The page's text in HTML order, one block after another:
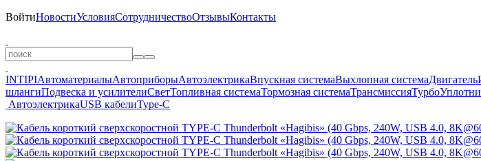
ВойтиНовостиУсловияСотрудничествоОтзывыКонтакты
INTIPIАвтоматериалыАвтоприборыАвтоэлектрикаВпускная системаВыхлопная системаДвигатель
шлангиПодвеска и усилителиСветТопливная системаТормозная системаТрансмиссияТурбо
АвтоэлектрикаUSB кабелиType-C